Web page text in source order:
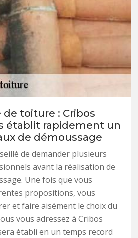
de toiture : Cribos
établit rapidement un
de démoussage
de demander plusieurs
avant la réalisation de
Une fois que vous
propositions, vous
et faire aisément le choix du
vous adressez à Cribos
établi en un temps record